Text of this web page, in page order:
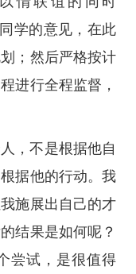
学的意见，在此
；然后严格按计
进行全程监督，
，不是根据他自
据他的行动。我
施展出自己的才
结果是如何呢？
尝试，是很值得